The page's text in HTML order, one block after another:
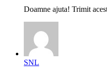
Doamne ajuta! Trimit
SNL